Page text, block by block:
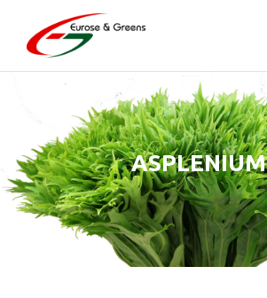
ASPLENIUM